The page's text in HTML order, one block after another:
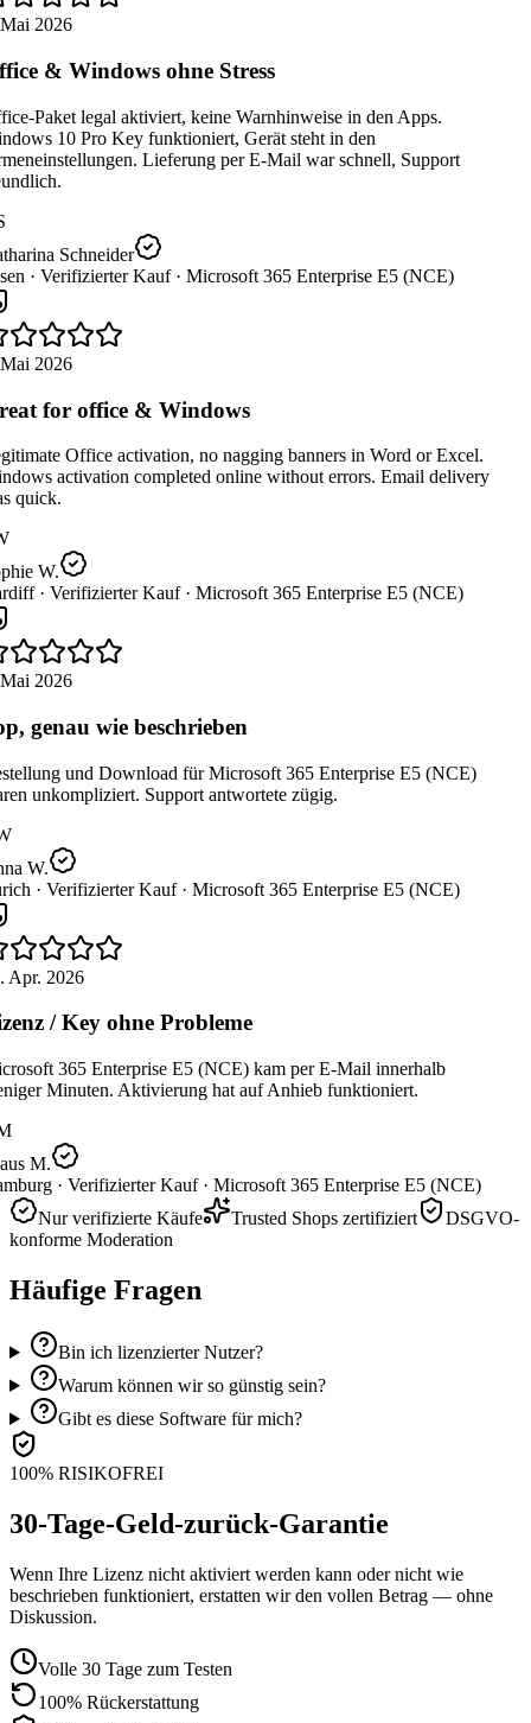
2026
& Windows ohne Stress
Paket legal aktiviert, keine Warnhinweise in den Apps.
10 Pro Key funktioniert, Gerät steht in den
Lieferung per E-Mail war schnell, Support
Schneider
· Verifizierter Kauf · Microsoft 365 Enterprise E5 (NCE)
2026
for office & Windows
Office activation, no nagging banners in Word or Excel.
activation completed online without errors. Email delivery
quick.
W.
· Verifizierter Kauf · Microsoft 365 Enterprise E5 (NCE)
2026
genau wie beschrieben
und Download für Microsoft 365 Enterprise E5 (NCE)
unkompliziert. Support antwortete zügig.
W.
· Verifizierter Kauf · Microsoft 365 Enterprise E5 (NCE)
Apr. 2026
/ Key ohne Probleme
365 Enterprise E5 (NCE) kam per E-Mail innerhalb
Minuten. Aktivierung hat auf Anhieb funktioniert.
M.
· Verifizierter Kauf · Microsoft 365 Enterprise E5 (NCE)
Nur verifizierte Käufe
Trusted Shops zertifiziert
DSGVO-
konforme Moderation
Häufige Fragen
Bin ich lizenzierter Nutzer?
Warum können wir so günstig sein?
Gibt es diese Software für mich?
100% RISIKOFREI
30-Tage-Geld-zurück-Garantie
Wenn Ihre Lizenz nicht aktiviert werden kann oder nicht wie
beschrieben funktioniert, erstatten wir den vollen Betrag — ohne
Diskussion.
Volle 30 Tage zum Testen
100% Rückerstattung